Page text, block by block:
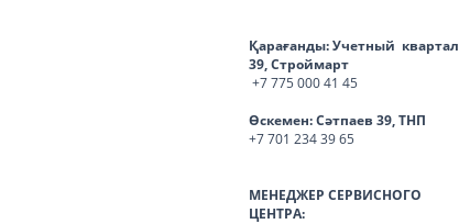
Қарағанды:Учетный квартал
39, Строймарт
+7 775 000 41 45
Өскемен:Сәтпаев 39, ТНП
+7 701 234 39 65
МЕНЕДЖЕР СЕРВИСНОГО
ЦЕНТРА: